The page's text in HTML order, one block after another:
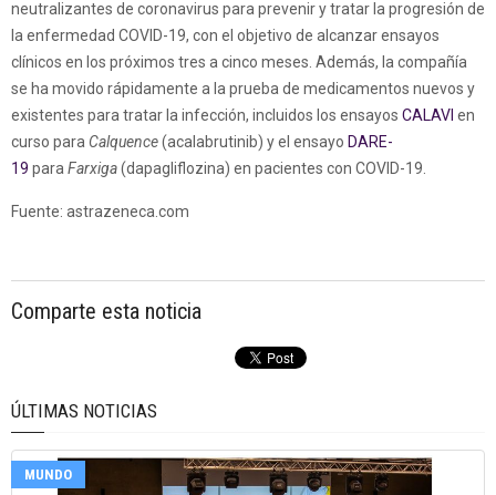
neutralizantes de coronavirus para prevenir y tratar la progresión de
la enfermedad COVID-19, con el objetivo de alcanzar ensayos
clínicos en los próximos tres a cinco meses. Además, la compañía
se ha movido rápidamente a la prueba de medicamentos nuevos y
existentes para tratar la infección, incluidos los ensayos CALAVI en
curso para Calquence(acalabrutinib) y el ensayo DARE-
19 paraFarxiga(dapagliflozina) en pacientes con COVID-19.
Fuente: astrazeneca.com
Comparte esta noticia
ÚLTIMAS NOTICIAS
MUNDO